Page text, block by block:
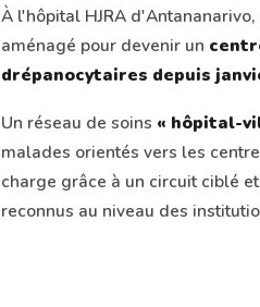
À l'hôpital HJRA
aménagé pour devenir un
drépanocytaires depuis
Un réseau de soins « hôpital-
malades orientés vers les
charge grâce à un circuit ciblé
reconnus au niveau des